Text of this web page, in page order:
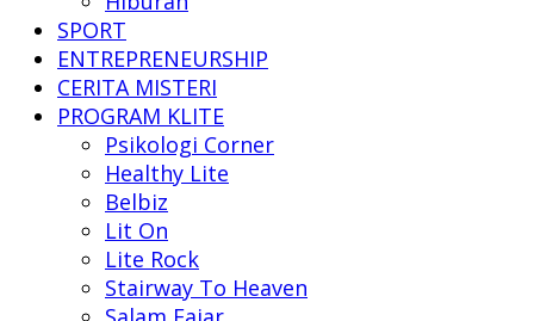
SPORT
ENTREPRENEURSHIP
CERITA MISTERI
PROGRAM KLITE
Psikologi Corner
Healthy Lite
Belbiz
Lit On
Lite Rock
Stairway To Heaven